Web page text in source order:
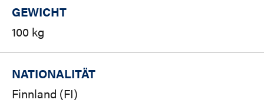
GEWICHT
100 kg
NATIONALITÄT
Finnland (FI)